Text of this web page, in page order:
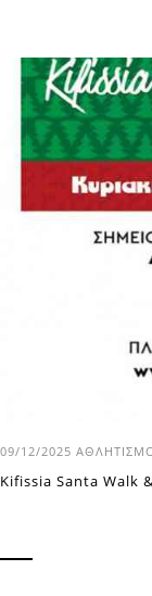
09/12/2025
Kifissia Santa Walk